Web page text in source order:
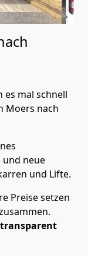
es mal schnell
Moers nach
und neue
und Lifte.
Preise setzen
transparent